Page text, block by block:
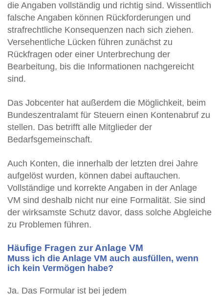
die Angaben vollständig und richtig sind. Wissentlich
falsche Angaben können Rückforderungen und
strafrechtliche Konsequenzen nach sich ziehen.
Versehentliche Lücken führen zunächst zu
Rückfragen oder einer Unterbrechung der
Bearbeitung, bis die Informationen nachgereicht
sind.
Das Jobcenter hat außerdem die Möglichkeit, beim
Bundeszentralamt für Steuern einen Kontenabruf zu
stellen. Das betrifft alle Mitglieder der
Bedarfsgemeinschaft.
Auch Konten, die innerhalb der letzten drei Jahre
aufgelöst wurden, können dabei auftauchen.
Vollständige und korrekte Angaben in der Anlage
VM sind deshalb nicht nur eine Formalität. Sie sind
der wirksamste Schutz davor, dass solche Abgleiche
zu Problemen führen.
Häufige Fragen zur Anlage VM
Muss ich die Anlage VM auch ausfüllen, wenn
ich kein Vermögen habe?
Ja. Das Formular ist bei jedem